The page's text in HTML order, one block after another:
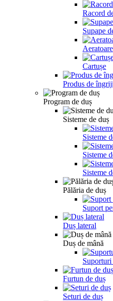
Racord
Supape
Aeratoare
Cartușe
Produs de
Program de duș
Sisteme de duș
Sisteme
Sisteme
Sisteme
Pălăria de duș
Suport
Duș lateral
Duș de mână
Suporturi
Furtun de duș
Seturi de duș